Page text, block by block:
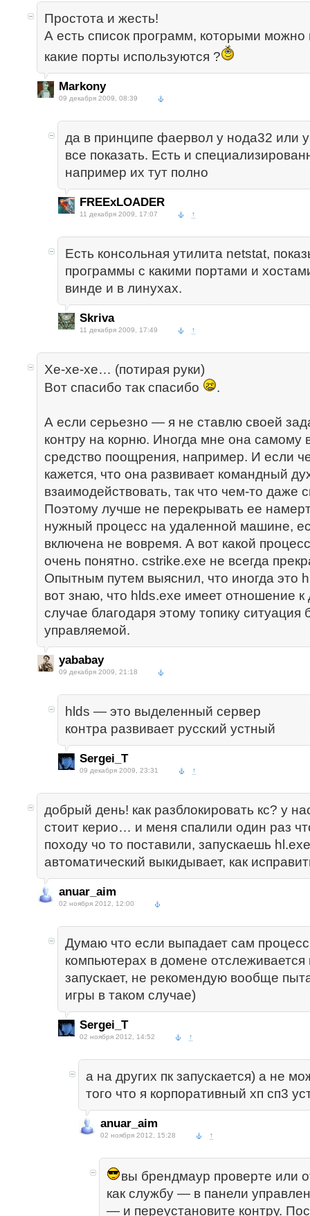
Простота и жесть!
А есть список программ, которыми можно
какие порты используются ?
Markony
09 декабря 2009, 08:39
да в принципе фаервол у нода32 или
все показать. Есть и
например их тут полно
FREExLOADER
11 декабря 2009, 17:07 ↑
Есть консольная утилита netstat,
программы с какими портами и
винде и в линухах.
Skriva
11 декабря 2009, 17:49 ↑
Хе-хе-хе… (потирая руки)
Вот спасибо так спасибо
.
А если серьезно — я не ставлю своей
контру на корню. Иногда мне она самому
средство поощрения, например. И если
кажется, что она развивает командный
взаимодействовать, так что чем-то даже
Поэтому лучше не перекрывать ее
нужный процесс на удаленной машине,
включена не вовремя. А вот какой
очень понятно. cstrike.exe не всегда
Опытным путем выяснил, что иногда это
вот знаю, что hlds.exe имеет отношение
случае благодаря этому топику ситуация
управляемой.
yababay
09 декабря 2009, 21:18
hlds — это выделенный сервер
контра развивает русский устный
Sergei_T
09 декабря 2009, 23:31 ↑
добрый день! как разблокировать кс? у
стоит керио… и меня спалили один раз
походу чо то поставили, запускаешь
автоматический выкидывает, как
anuar_aim
02 ноября 2012, 12:00
Думаю что если выпадает сам
компьютерах в домене отслеживается
запускает, не рекомендую вообще
игры в таком случае)
Sergei_T
02 ноября 2012, 14:52 ↑
а на других пк запускается) а не
того что я корпоративный хп сп3
anuar_aim
02 ноября 2012, 15:28 ↑
вы брендмаур проверте или
как службу — в панели
— и переустановите контру.